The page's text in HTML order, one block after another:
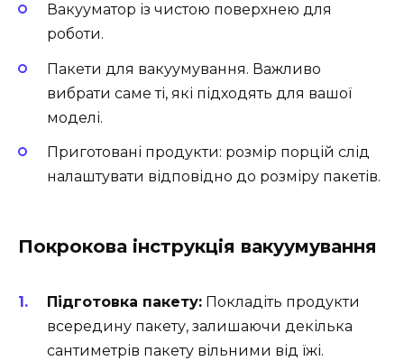
Вакууматор із чистою поверхнею для
роботи.
Пакети для вакуумування. Важливо
вибрати саме ті, які підходять для вашої
моделі.
Приготовані продукти: розмір порцій слід
налаштувати відповідно до розміру пакетів.
Покрокова інструкція вакуумування
Підготовка пакету: Покладіть продукти
всередину пакету, залишаючи декілька
сантиметрів пакету вільними від їжі.